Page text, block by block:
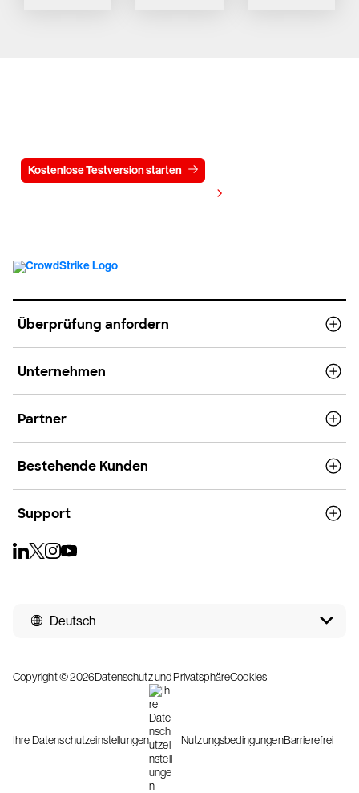
Kostenlose Testversion starten
Überprüfung anfordern
Unternehmen
Partner
Bestehende Kunden
Support
Deutsch
Copyright © 2026Datenschutz und PrivatsphäreCookies
Ihre Datenschutzeinstellungen NutzungsbedingungenBarrierefrei